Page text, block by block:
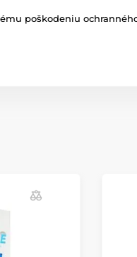
poškodeniu